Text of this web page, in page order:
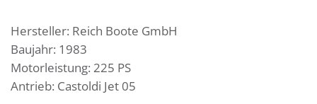
Hersteller: Reich Boote GmbH
Baujahr: 1983
Motorleistung: 225 PS
Antrieb: Castoldi Jet 05